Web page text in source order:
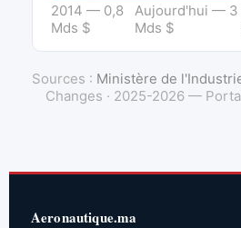
2014 — 0,8
Mds $
Aujourd'hui — 3
Mds $
Sources : Ministère de
Changes · 2025-2026 —
Aeronautique.ma